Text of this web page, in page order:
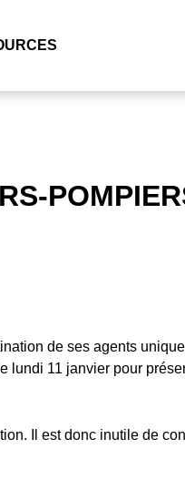
de ses agents
lundi 11 janvier pour
Il est donc inutile de